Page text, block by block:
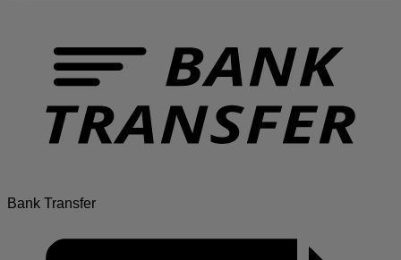
Bank Transfer